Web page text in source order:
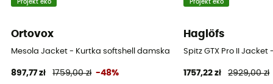
Projekt eko
Ortovox
Mesola Jacket - Kurtka softshell damska
897,77 zł 1759,00 zł -48%
Projekt eko
Haglöfs
Spitz GTX Pro II
1757,22 zł 2929,00 zł